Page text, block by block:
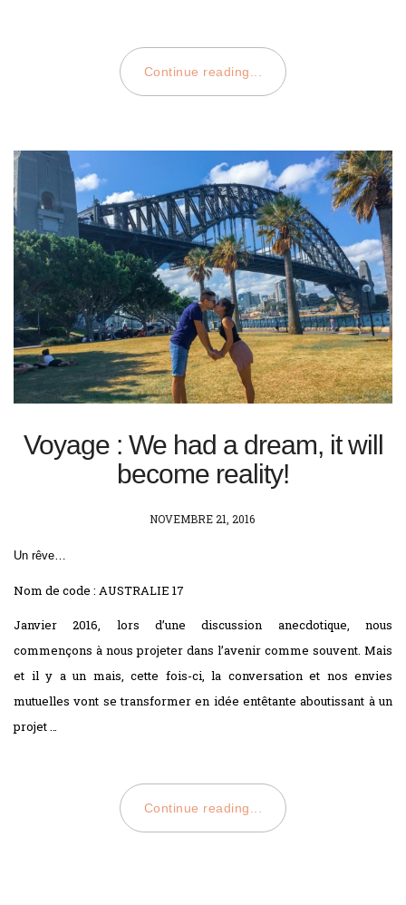
Continue reading...
Voyage : We had a dream, it will
become reality!
POSTED
NOVEMBRE 21, 2016
Un rêve…
Nom de code : AUSTRALIE 17
Janvier 2016, lors d’une discussion anecdotique, nous
commençons à nous projeter dans l’avenir comme souvent. Mais
et il y a un mais, cette fois-ci, la conversation et nos envies
mutuelles vont se transformer en idée entêtante aboutissant à un
projet …
Continue reading...